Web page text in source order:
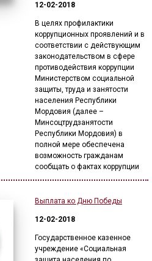
12-02-2018
В целях профилактики
коррупционных проявлений и в
соответствии с действующим
законодательством в сфере
противодействия коррупции
Министерством социальной
защиты, труда и занятости
населения Республики
Мордовия (далее –
Минсоцтрудзанятости
Республики Мордовия) в
полной мере обеспечена
возможность гражданам
сообщать о фактах коррупции
Выплата ко Дню Победы
12-02-2018
Государственное казенное
учреждение «Социальная